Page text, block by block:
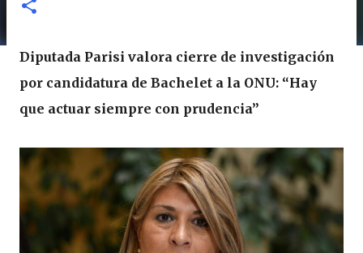
Diputada Parisi valora cierre de investigación
por candidatura de Bachelet a la ONU: “Hay
que actuar siempre con prudencia”